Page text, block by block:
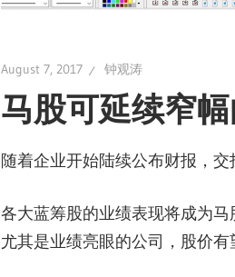
August 7, 2017 钟观涛
马股可延续窄幅
随着企业开始陆续公布财报，
各大蓝筹股的业绩表现将成为
尤其是业绩亮眼的公司，股价有